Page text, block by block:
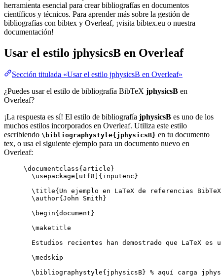
herramienta esencial para crear bibliografías en documentos
científicos y técnicos. Para aprender más sobre la gestión de
bibliografías con bibtex y Overleaf, ¡visita bibtex.eu o nuestra
documentación!
Usar el estilo jphysicsB en Overleaf
Sección titulada «Usar el estilo jphysicsB en Overleaf»
¿Puedes usar el estilo de bibliografía BibTeX jphysicsB en
Overleaf?
¡La respuesta es sí! El estilo de bibliografía jphysicsB es uno de los
muchos estilos incorporados en Overleaf. Utiliza este estilo
escribiendo \bibliographystyle{jphysicsB} en tu documento
tex, o usa el siguiente ejemplo para un documento nuevo en
Overleaf:
\documentclass{ article }
\usepackage
utf8 ]{ inputenc }
\title{Un ejemplo en LaTeX de referencias
\author{John Smith}
\begin{ document }
\maketitle
Estudios recientes han demostrado que LaTeX
\medskip
\bibliographystyle{jphysicsB} % aquí carga